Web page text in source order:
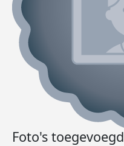
Foto's toegevoegd